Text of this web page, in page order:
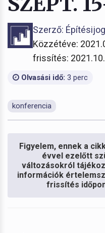
Szerző:
Közzétéve:
frissítés:
Olvasási idő: 3 perc
konferencia
Figyelem, ennek a
évvel ezelőtt
változásokról
információk
frissítés